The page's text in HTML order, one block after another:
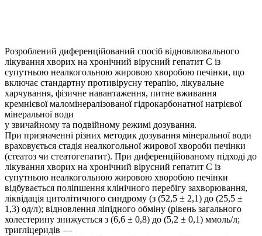
Розроблений диференційований спосіб відновлювального
лікування хворих на хронічний вірусний гепатит С із
супутньою неалкогольною жировою хворобою печінки, що
включає стандартну противірусну терапію, лікувальне
харчування, фізичне навантаження, питне вживання
кремнієвої маломінералізованої гідрокарбонатної натрієвої
мінеральної води
у звичайному та подвійному режимі дозування.
При призначенні різних методик дозування мінеральної води
враховується стадія неалкогольної жирової хвороби печінки
(стеатоз чи стеатогепатит). При диференційованому підході до
лікування хворих на хронічний вірусний гепатит С із
супутньою неалкогольною жировою хворобою печінки
відбувається поліпшення клінічного перебігу захворювання,
ліквідація цитолітичного синдрому (з (52,5 ± 2,1) до (25,5 ±
1,3) од/л); відновлення ліпідного обміну (рівень загального
холестерину знижується з (6,6 ± 0,8) до (5,2 ± 0,1) ммоль/л;
тригліцеридів —